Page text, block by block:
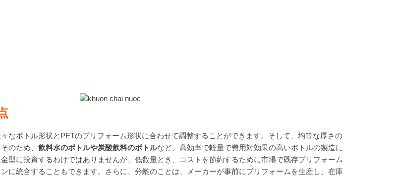
なボトル形状とPETのプリフォーム形状に合わせて調整することができます。そして、均等な厚さの
のため、 飲料水のボトルや炭酸飲料のボトルなど、高効率で軽量で費用対効果の高いボトルの製造に
型に投資するわけではありませんが、低数量とき、コストを節約するために市場で既存プリフォーム
に統合することもできます。さらに、分離のことは、メーカーが事前にプリフォームを生産し、在庫